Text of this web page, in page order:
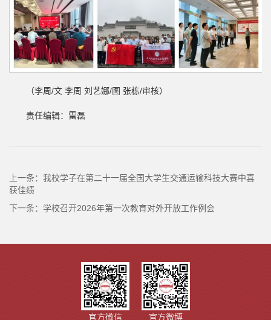
（李周/文 李周 刘艺娜/图 张栋/审核）
责任编辑：雷磊
上一条： 我校学子在第二十一届全国大学生交通运输科技大赛中喜
获佳绩
下一条： 学校召开2026年第一次教育对外开放工作例会
官方微信 官方微博